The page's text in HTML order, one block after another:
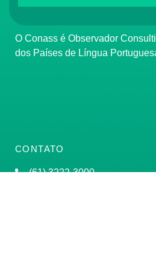
O Conass é Observador Consultivo da Comunidade
dos Países de Língua
CONTATO
(61) 3222-3000